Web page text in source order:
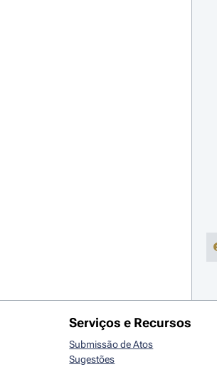
Serviços e Recursos
Submissão de Atos
Sugestões